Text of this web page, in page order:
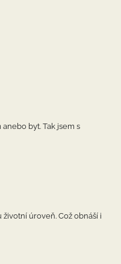
byt. Tak jsem s
úroveň. Což obnáší i